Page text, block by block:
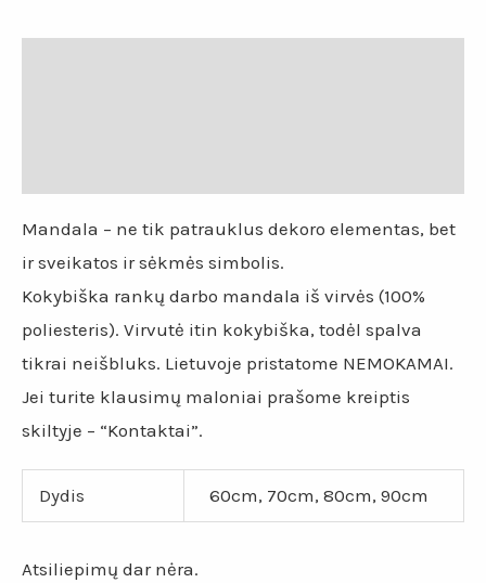
Mandala – ne tik patrauklus dekoro elementas, bet
ir sveikatos ir sėkmės simbolis.
Kokybiška rankų darbo mandala iš virvės (100%
poliesteris). Virvutė itin kokybiška, todėl spalva
tikrai neišbluks. Lietuvoje pristatome NEMOKAMAI.
Jei turite klausimų maloniai prašome kreiptis
skiltyje – “Kontaktai”.
Dydis 60cm, 70cm, 80cm, 90cm
Atsiliepimų dar nėra.